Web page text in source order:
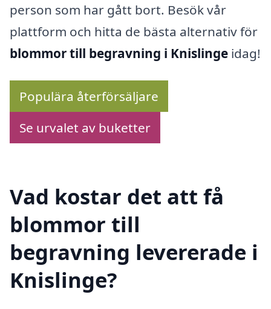
person som har gått bort. Besök vår
plattform och hitta de bästa alternativ för
blommor till begravning i Knislinge idag!
Populära återförsäljare
Se urvalet av buketter
Vad kostar det att få
blommor till
begravning levererade i
Knislinge?